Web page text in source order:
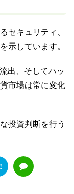
セキュリティ、
示しています。
出、そしてハッ
市場は常に変化
投資判断を行う